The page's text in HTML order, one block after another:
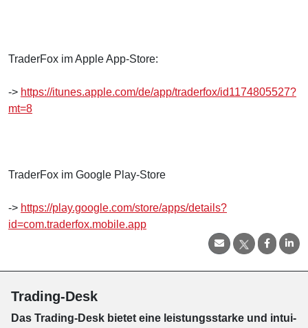
TraderFox im Apple App-Store:
-> https://itunes.apple.com/de/app/traderfox/id1174805527?
mt=8
TraderFox im Google Play-Store
-> https://play.google.com/store/apps/details?
id=com.traderfox.mobile.app
Trading-Desk
Das Trading-Desk bie­tet eine leis­tungs­star­ke und in­tui­